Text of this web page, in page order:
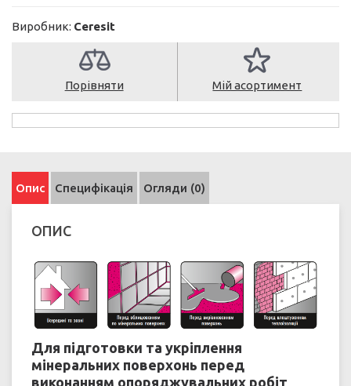
Виробник: Ceresit
Порівняти Мій асортимент
Опис Специфікація Огляди (0)
ОПИС
Для підготовки та укріплення
мінеральних поверхонь перед
виконанням опоряджувальних робіт